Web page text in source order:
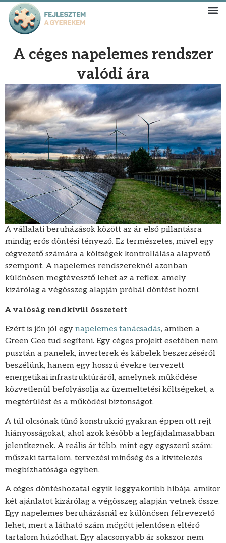
A céges napelemes rendszer
valódi ára
A vállalati beruházások között az ár első pillantásra
mindig erős döntési tényező. Ez természetes, mivel egy
cégvezető számára a költségek kontrollálása alapvető
szempont. A napelemes rendszereknél azonban
különösen megtévesztő lehet az a reflex, amely
kizárólag a végösszeg alapján próbál döntést hozni.
A valóság rendkívül összetett
Ezért is jön jól egy napelemes tanácsadás, amiben a
Green Geo tud segíteni. Egy céges projekt esetében nem
pusztán a panelek, inverterek és kábelek beszerzéséről
beszélünk, hanem egy hosszú évekre tervezett
energetikai infrastruktúráról, amelynek működése
közvetlenül befolyásolja az üzemeltetési költségeket, a
megtérülést és a működési biztonságot.
A túl olcsónak tűnő konstrukció gyakran éppen ott rejt
hiányosságokat, ahol azok később a legfájdalmasabban
jelentkeznek. A reális ár több, mint egy egyszerű szám:
műszaki tartalom, tervezési minőség és a kivitelezés
megbízhatósága egyben.
A céges döntéshozatal egyik leggyakoribb hibája, amikor
két ajánlatot kizárólag a végösszeg alapján vetnek össze.
Egy napelemes beruházásnál ez különösen félrevezető
lehet, mert a látható szám mögött jelentősen eltérő
tartalom húzódhat. Egy alacsonyabb ár sokszor nem